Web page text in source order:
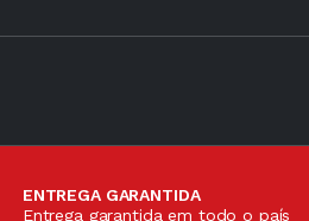
ENTREGA GARANTIDA
Entrega garantida em todo o país